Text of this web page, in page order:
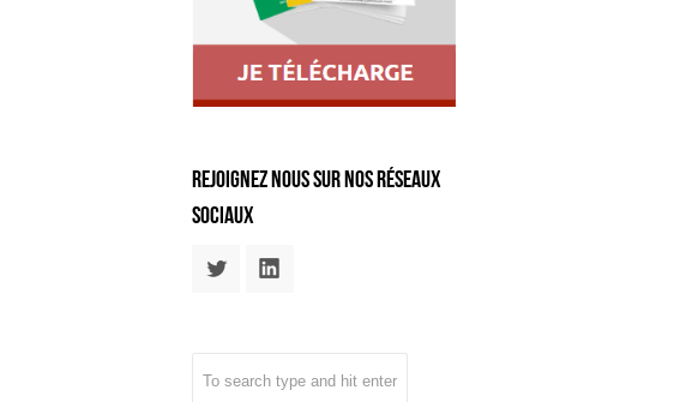
rejoignez nous sur nos réseaux
sociaux